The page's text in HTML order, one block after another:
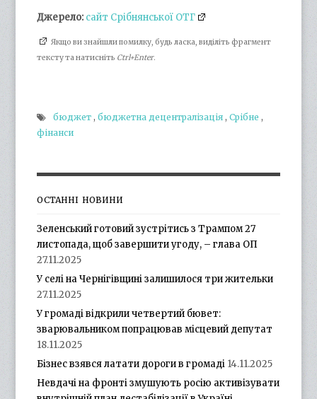
Джерело: сайт Срібнянської ОТГ
Якщо ви знайшли помилку, будь ласка, виділіть фрагмент
тексту та натисніть Ctrl+Enter.
бюджет ,бюджетна децентралізація ,Срібне ,
фінанси
ОСТАННІ НОВИНИ
Зеленський готовий зустрітись з Трампом 27
листопада, щоб завершити угоду, – глава ОП
27.11.2025
У селі на Чернігівщині залишилося три жительки
27.11.2025
У громаді відкрили четвертий бювет:
зварювальником попрацював місцевий депутат
18.11.2025
Бізнес взявся латати дороги в громаді 14.11.2025
Невдачі на фронті змушують росію активізувати